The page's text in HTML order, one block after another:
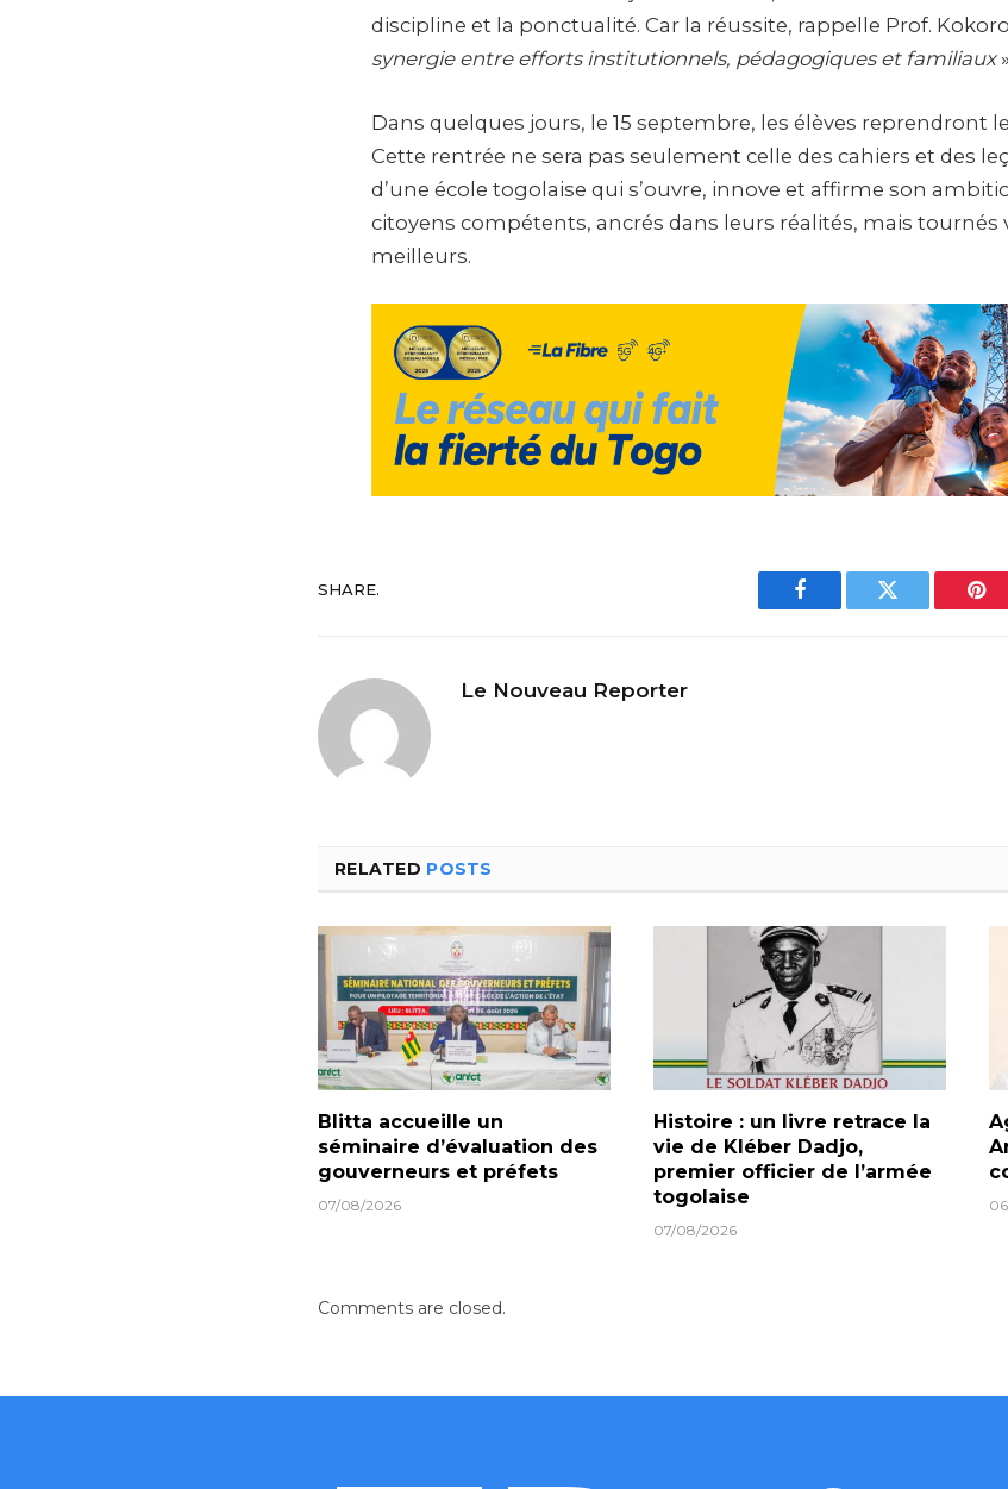
discipline et la ponctualité. Car la réussite, rappelle Prof.
synergie entre efforts institutionnels, pédagogiques et familiaux
Dans quelques jours, le 15 septembre, les élèves reprendront
Cette rentrée ne sera pas seulement celle des cahiers et des
d’une école togolaise qui s’ouvre, innove et affirme son
citoyens compétents, ancrés dans leurs réalités, mais tournés
meilleurs.
SHARE.
Facebook Twitter
Le Nouveau Reporter
RELATED POSTS
Blitta accueille un
séminaire d’évaluation des
gouverneurs et préfets
07/08/2026
Histoire : un livre retrace la
vie de Kléber Dadjo,
premier officier de l’armée
togolaise
07/08/2026
Comments are closed.